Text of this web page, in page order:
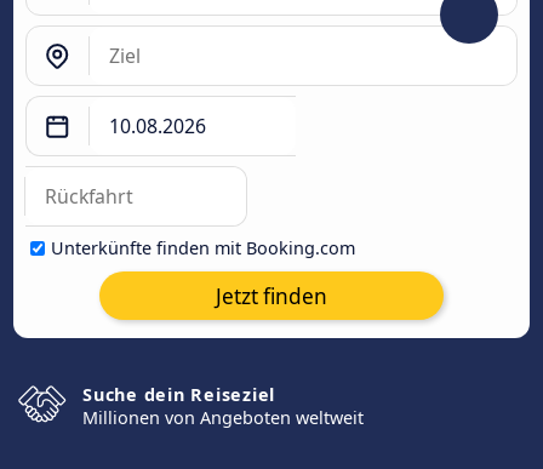
Unterkünfte finden mit Booking.com
Jetzt finden
Suche dein Reiseziel
Millionen von Angeboten weltweit